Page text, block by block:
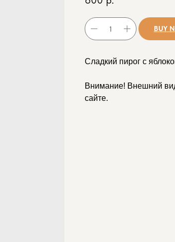
BUY
Сладкий пирог с
Внимание! Внешний
сайте.